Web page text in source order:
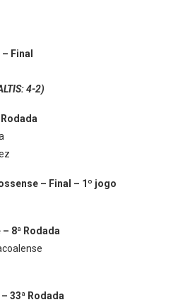
Final
4-2)
– Final – 1º jogo
8ª Rodada
33ª Rodada